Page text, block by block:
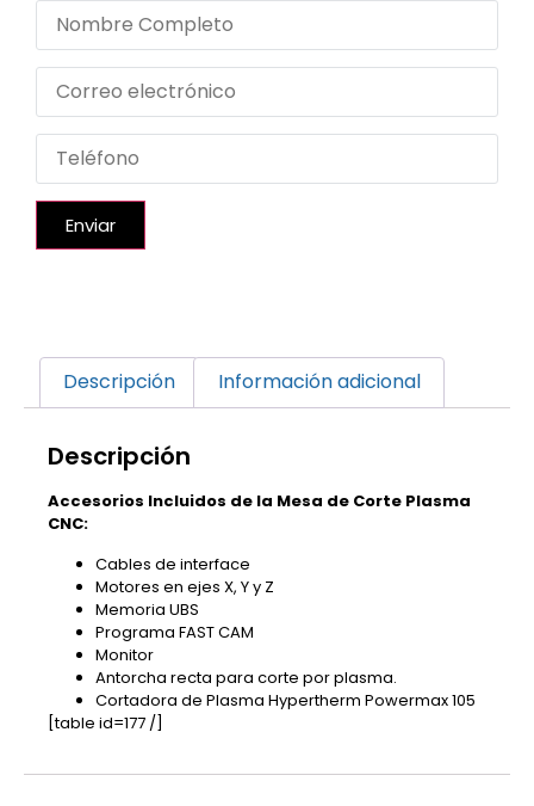
Enviar
Descripción Información adicional
Descripción
Accesorios Incluidos de la Mesa de Corte Plasma
CNC:
Cables de interface
Motores en ejes X, Y y Z
Memoria UBS
Programa FAST CAM
Monitor
Antorcha recta para corte por plasma.
Cortadora de Plasma Hypertherm Powermax 105
[table id=177 /]